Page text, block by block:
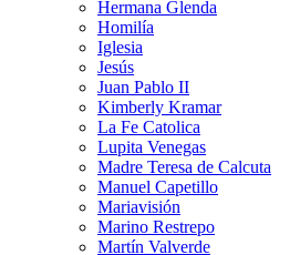
Hermana Glenda
Homilía
Iglesia
Jesús
Juan Pablo II
Kimberly Kramar
La Fe Catolica
Lupita Venegas
Madre Teresa de Calcuta
Manuel Capetillo
Mariavisión
Marino Restrepo
Martín Valverde